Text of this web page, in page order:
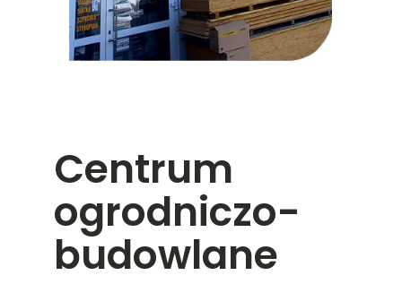
Centrum
ogrodniczo-
budowlane